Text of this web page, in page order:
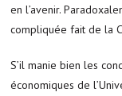
en l’avenir.
compliquée fait de la
S’il manie bien les
économiques de